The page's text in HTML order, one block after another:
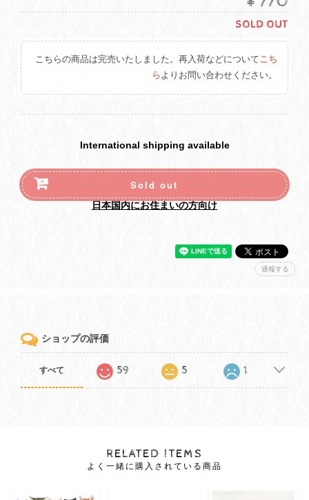
SOLD OUT
こちらの商品は完売いたしました。再入荷などについてこち
らよりお問い合わせください。
International shipping available
Sold out
日本国内にお住まいの方向け
通報する
ショップの評価
すべて 59 5 1
RELATED ITEMS
よく一緒に購入されている商品